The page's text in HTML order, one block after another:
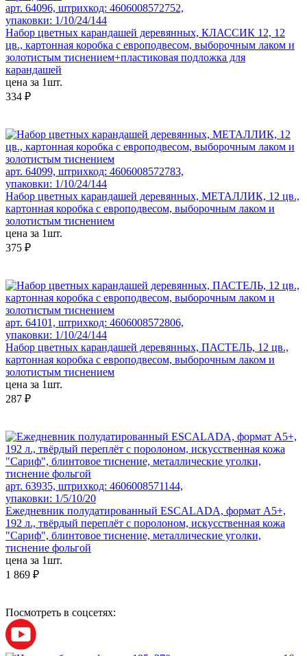
арт. 64096, штрихкод: 4606008572752,
упаковки: 1/10/24/144
Набор цветных карандашей деревянных, КЛАССИК 12, 12
цв., картонная коробка с европодвесом, выборочным лаком и
золотистым тиснением+пластиковая подложка для
карандашей
цена за 1шт.
334 ₽
арт. 64099, штрихкод: 4606008572783,
упаковки: 1/10/24/144
Набор цветных карандашей деревянных, МЕТАЛЛИК, 12 цв.,
картонная коробка с европодвесом, выборочным лаком и
золотистым тиснением
цена за 1шт.
375 ₽
арт. 64101, штрихкод: 4606008572806,
упаковки: 1/10/24/144
Набор цветных карандашей деревянных, ПАСТЕЛЬ, 12 цв.,
картонная коробка с европодвесом, выборочным лаком и
золотистым тиснением
цена за 1шт.
287 ₽
арт. 63935, штрихкод: 4606008571144,
упаковки: 1/5/10/20
Ежедневник полудатированный ESCALADA, формат А5+,
192 л., твёрдый переплёт с поролоном, искусственная кожа
"Сариф", блинтовое тиснение, металлические уголки,
тиснение фольгой
цена за 1шт.
1 869 ₽
Посмотреть в соцсетях: